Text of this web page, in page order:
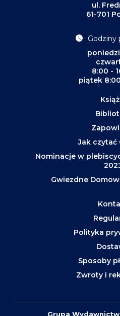
ul.
61-701
Godziny
8:00 -
piątek
Jak czytać
Nominacje w
Gwiezdne
Polityka
Sposoby
Zwroty i
Grupa